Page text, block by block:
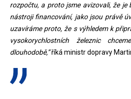
rozpočtu, a proto jsme avizovali, že je
nástroji financování, jako jsou právě
uzavíráme proto, že s výhledem k
vysokorychlostních železnic
dlouhodobě,”říká ministr dopravy